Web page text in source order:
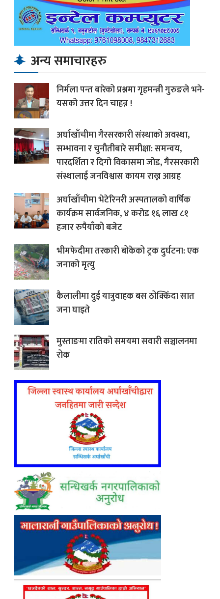
अन्य समाचारहरु
निर्मला पन्त बारेको प्रश्नमा गृहमन्त्री गुरुङले भने-
यसको उत्तर दिन चाहन्न !
अर्घाखाँचीमा गैरसरकारी संस्थाको अवस्था,
सम्भावना र चुनौतीबारे समीक्षा: समन्वय,
पारदर्शिता र दिगो विकासमा जोड, गैरसरकारी
संस्थालाई जनविश्वास कायम राख्न आग्रह
अर्घाखाँचीमा भेटेरिनरी अस्पतालको वार्षिक
कार्यक्रम सार्वजनिक, ४ करोड १६ लाख ८१
हजार रुपैयाँको बजेट
भीमफेदीमा तरकारी बोकेको ट्रक दुर्घटना: एक
जनाको मृत्यु
कैलालीमा दुई यात्रुवाहक बस ठोक्किँदा सात
जना घाइते
मुस्ताङमा रातिको समयमा सवारी सञ्चालनमा
रोक